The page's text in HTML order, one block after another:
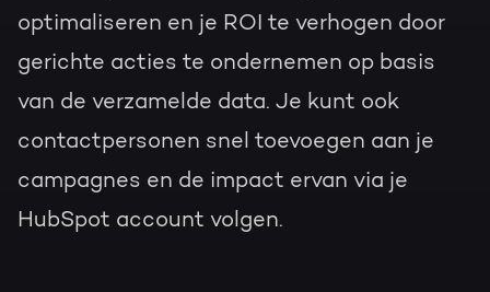
optimaliseren en je ROI te verhogen door
gerichte acties te ondernemen op basis
van de verzamelde data. Je kunt ook
contactpersonen snel toevoegen aan je
campagnes en de impact ervan via je
HubSpot account volgen.